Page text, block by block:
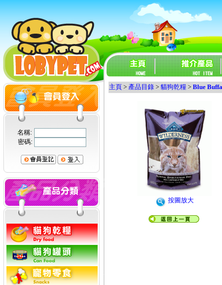
名稱:
密碼:
主頁 > 產品目錄 > 貓狗乾糧 > Blue
按圖放大